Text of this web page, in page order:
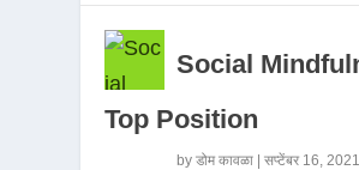
Social
Top Position
byडोम कावळा |सप्टेंबर 16, 2021